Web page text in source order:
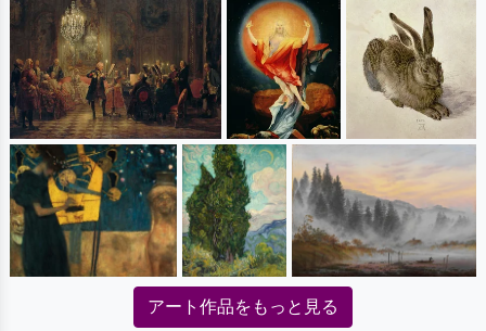
アート作品をもっと見る